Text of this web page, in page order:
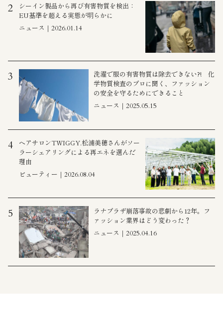
2
シーイン製品から再び有害物質を検出：
EU基準を超える実態が明らかに
ニュース｜2026.01.14
3
洗濯で服の有害物質は除去できない?! 化
学物質検査のプロに聞く、ファッション
の安全を守るためにできること
ニュース｜2025.05.15
4
ヘアサロンTWIGGY.松浦美穂さんがソー
ラーシェアリングによる再エネを選んだ
理由
ビューティー｜2026.08.04
5
ラナプラザ崩落事故の悲劇から12年。フ
ァッション業界はどう変わった？
ニュース｜2025.04.16